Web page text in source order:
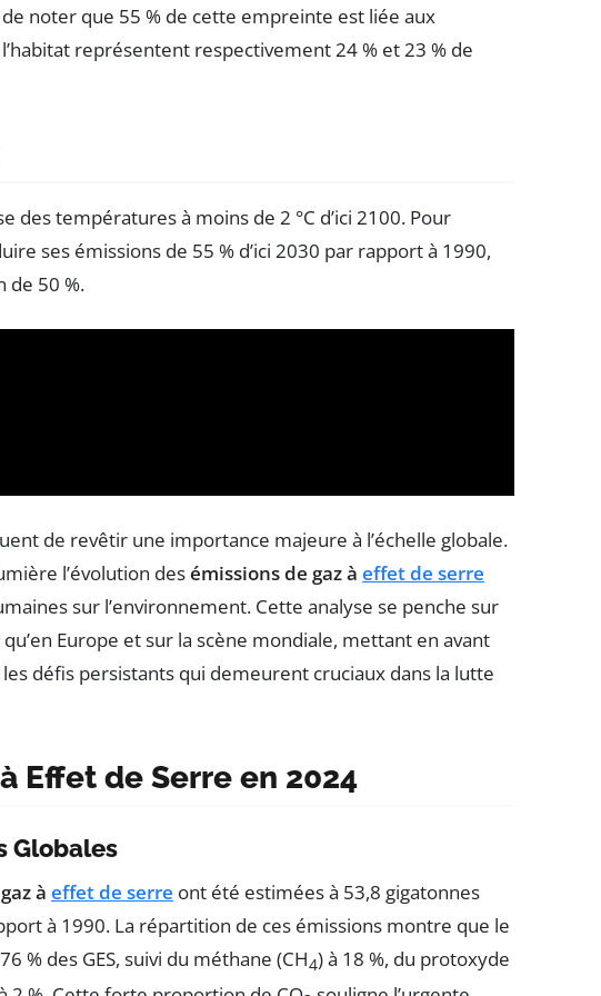
noter que 55 % de cette empreinte est liée aux
représentent respectivement 24 % et 23 % de
des températures à moins de 2 °C d’ici 2100. Pour
ses émissions de 55 % d’ici 2030 par rapport à 1990,
de 50 %.
de revêtir une importance majeure à l’échelle globale.
l’évolution desémissions de gaz à effet de serre
sur l’environnement. Cette analyse se penche sur
Europe et sur la scène mondiale, mettant en avant
défis persistants qui demeurent cruciaux dans la lutte
Effet de Serre en 2024
Globales
à effet de serre ont été estimées à 53,8 gigatonnes
à 1990. La répartition de ces émissions montre que le
% des GES, suivi du méthane (CH4) à 18 %, du protoxyde